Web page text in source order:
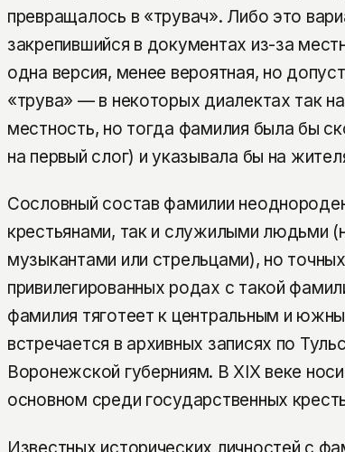
превращалось в «трувач». Либо это
закрепившийся в документах из-за
одна версия, менее вероятная, но
«трува» — в некоторых диалектах так
местность, но тогда фамилия была бы
на первый слог) и указывала бы на
Сословный состав фамилии
крестьянами, так и служилыми людьми
музыкантами или стрельцами), но
привилегированных родах с такой
фамилия тяготеет к центральным и
встречается в архивных записях по
Воронежской губерниям. В XIX веке
основном среди государственных